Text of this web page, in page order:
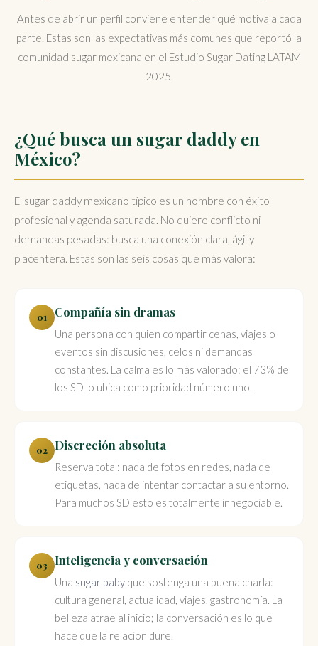
Antes de abrir un perfil conviene entender qué motiva a cada
parte. Estas son las expectativas más comunes que reportó la
comunidad sugar mexicana en el Estudio Sugar Dating LATAM
2025.
¿Qué busca un sugar daddy en
México?
El sugar daddy mexicano típico es un hombre con éxito
profesional y agenda saturada. No quiere conflicto ni
demandas pesadas: busca una conexión clara, ágil y
placentera. Estas son las seis cosas que más valora:
01 Compañía sin dramas
Una persona con quien compartir cenas, viajes o
eventos sin discusiones, celos ni demandas
constantes. La calma es lo más valorado: el 73% de
los SD lo ubica como prioridad número uno.
02 Discreción absoluta
Reserva total: nada de fotos en redes, nada de
etiquetas, nada de intentar contactar a su entorno.
Para muchos SD esto es totalmente innegociable.
03 Inteligencia y conversación
Una sugar baby que sostenga una buena charla:
cultura general, actualidad, viajes, gastronomía. La
belleza atrae al inicio; la conversación es lo que
hace que la relación dure.